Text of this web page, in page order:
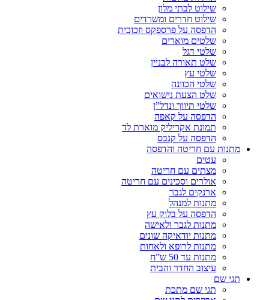
שילוט לבתי מלון
שילוט חדרים ומשרדים
הדפסה על פרספקס וזכוכית
שלטים מוארים
שלטי דגל
שלט תאורה לבניין
שלטי עץ
שלטי הכוונה
שלט הצעת נישואים
שלטי תיווך ונדל”ן
הדפסה על קאפה
תמונת אקריליק מוארת לד
הדפסה על קנבס
מתנות עם חריטה והדפסה
עטים
מצתים עם חריטה
אולרים וסכינים עם חריטה
ארנקים לגבר
מתנות למנהל
הדפסה על בלוק עץ
מתנות לגבר ולאישה
מתנות יודאיקה שונים
מתנות לרופא ולאחות
מתנות עד 50 ש”ח
עיצוב החדר והבית
תגי שם
תגי שם מתכת